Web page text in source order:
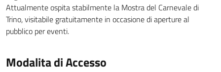
Attualmente ospita stabilmente la Mostra del Carnevale di
Trino, visitabile gratuitamente in occasione di aperture al
pubblico per eventi.
Modalita di Accesso